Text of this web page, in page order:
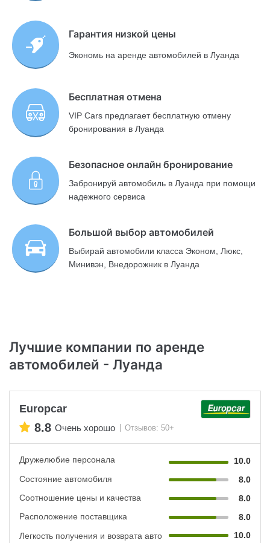
Гарантия низкой цены
Экономь на аренде автомобилей в Луанда
Бесплатная отмена
VIP Cars предлагает бесплатную отмену
бронирования в Луанда
Безопасное онлайн бронирование
Забронируй автомобиль в Луанда при помощи
надежного сервиса
Большой выбор автомобилей
Выбирай автомобили класса Эконом, Люкс,
Минивэн, Внедорожник в Луанда
Лучшие компании по аренде
автомобилей - Луанда
Europcar
8.8 Очень хорошо Отзывов: 50+
Дружелюбие персонала
10.0
Состояние автомобиля
8.0
Соотношение цены и качества
8.0
Расположение поставщика
8.0
Легкость получения и возврата авто
10.0